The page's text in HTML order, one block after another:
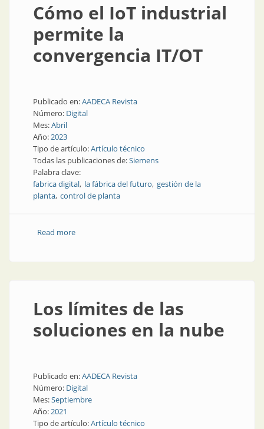
Cómo el IoT industrial
permite la
convergencia IT/OT
Publicado en:AADECA Revista
Número: Digital
Mes:Abril
Año:2023
Tipo de artículo:Artículo técnico
Todas las publicaciones de:Siemens
Palabra clave:
fabrica digital la fábrica del futuro gestión de la
planta control de planta
Read moreabout Cómo el IoT industrial permite la convergencia
Los límites de las
soluciones en la nube
Publicado en:AADECA Revista
Número: Digital
Mes:Septiembre
Año:2021
Tipo de artículo:Artículo técnico